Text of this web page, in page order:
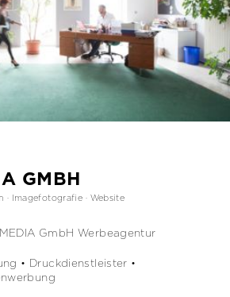
GMBH
· Imagefotografie · Website
GmbH Werbeagentur
• Druckdienstleister •